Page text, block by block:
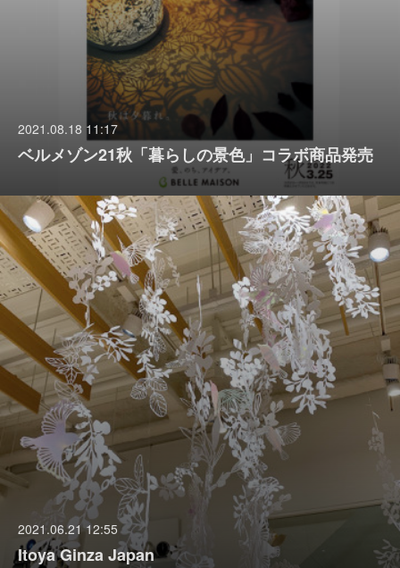
2021.08.18 11:17
ベルメゾン21秋「暮らしの景色」コラボ商品発売
2021.06.21 12:55
Itoya Ginza Japan